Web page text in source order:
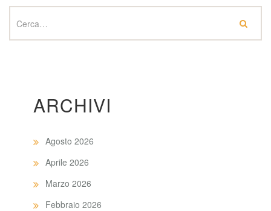
ARCHIVI
Agosto 2026
Aprile 2026
Marzo 2026
Febbraio 2026